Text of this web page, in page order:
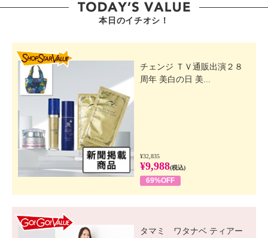
本日のイチオシ！
チェンジ ＴＶ通販出演２８
周年 美白の日 美...
¥32,835
¥9,988(税込)
69%OFF
タマミ ワタナベ ティアー